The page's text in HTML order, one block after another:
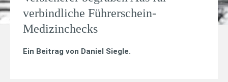
verbindliche Führerschein-
Medizinchecks
Ein Beitrag von Daniel Siegle.